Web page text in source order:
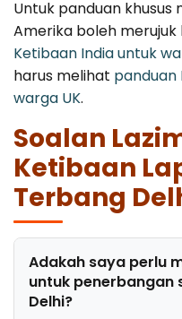
Untuk panduan
Amerika boleh merujuk
Ketibaan India untuk
harus melihat panduan
warga UK.
Soalan
Ketibaan
Terbang
Adakah saya perlu
untuk penerbangan
Delhi?